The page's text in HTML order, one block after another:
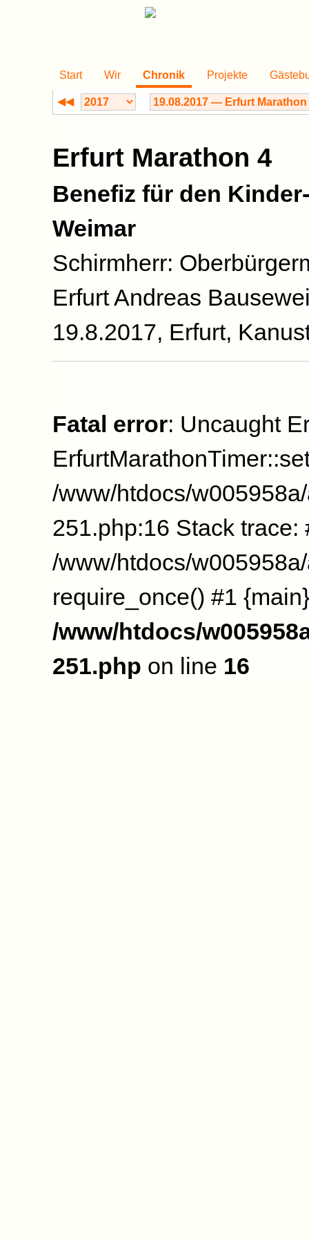
Start Wir Chronik Projekte
◀◀
Erfurt Marathon 4
Benefiz für den
Weimar
Schirmherr:
Erfurt Andreas
19.8.2017, Erfurt,
Fatal error: Uncaught
/www/htdocs/
251.php:16 Stack trace:
/www/htdocs/
require_once() #1
/www/htdocs/
251.php on line 16